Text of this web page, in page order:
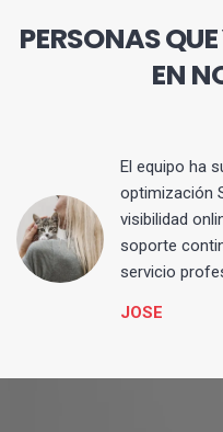
PERSONAS
EN
El equipo ha
optimización
visibilidad
soporte
servicio
JOSE